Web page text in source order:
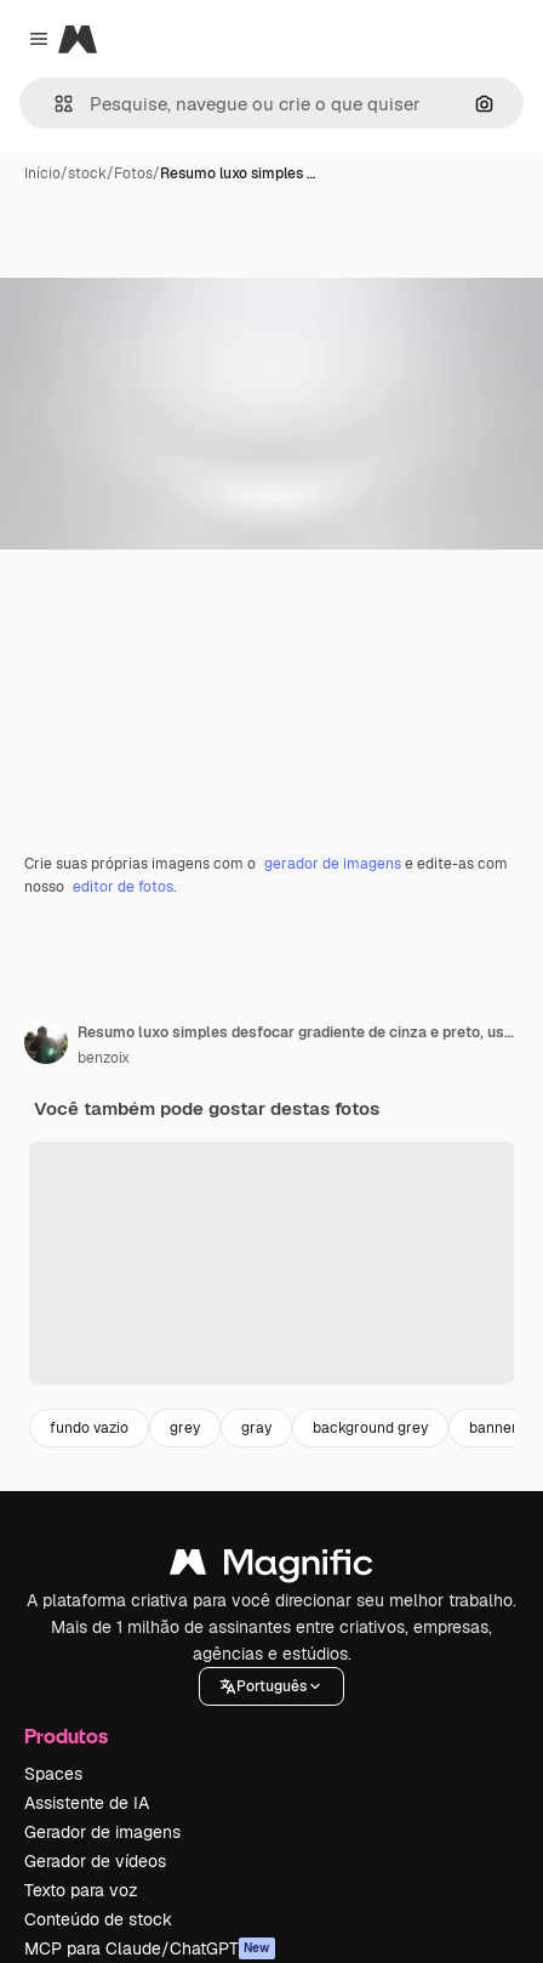
Close menu
Magnific
Início/stock/Fotos/Resumo luxo simples …
Crie suas próprias imagens com o gerador de imagense edite-as com
nosso editor de fotos.
Resumo luxo simples desfocar gradiente de cinza e preto, usado como parede de estúdio de fundo para exibir seus produtos.
benzoix
Você também pode gostar destas fotos
fundo vazio grey gray background grey banner
A plataforma criativa para você direcionar seu melhor trabalho.
Mais de 1 milhão de assinantes entre criativos, empresas,
agências e estúdios.
Português
Produtos
Spaces
Assistente de IA
Gerador de imagens
Gerador de vídeos
Texto para voz
Conteúdo de stock
MCP para Claude/ChatGPT New